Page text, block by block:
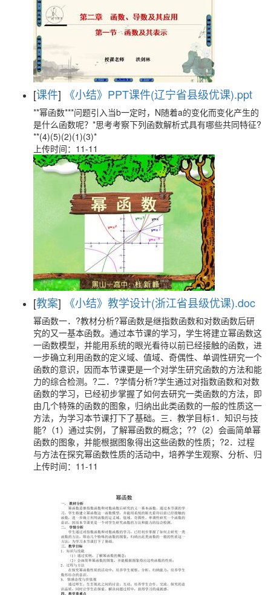
[课件] 《小结》PPT课件(辽宁省县级优课).ppt
**幂函数***问题引入当b一定时，N随着a的变化而变化产生的
是什么函数呢？*思考考察下列函数解析式具有哪些共同特征?
**(4)(5)(2)(1)(3)*
上传时间：11-11
[教案] 《小结》教学设计(浙江省县级优课).doc
幂函数一．?教材分析?幂函数是继指数函数和对数函数后研
究的又一基本函数。通过本节课的学习，学生将建立幂函数这
一函数模型，并能用系统的眼光看待以前已经接触的函数，进
一步确立利用函数的定义域、值域、奇偶性、单调性研究一个
函数的意识，因而本节课更是一个对学生研究函数的方法和能
力的综合检测。?二．?学情分析?学生通过对指数函数和对数
函数的学习，已经初步掌握了如何去研究一类函数的方法，即
由几个特殊的函数的图象，归纳出此类函数的一般的性质这一
方法，为学习本节课打下了基础。三．教学目标1．知识与技
能?（1）通过实例，了解幂函数的概念；??（2）会画简单幂
函数的图象，并能根据图象得出这些函数的性质；?2．过程
与方法在探究幂函数性质的活动中，培养学生观察、分析、归
上传时间：11-11